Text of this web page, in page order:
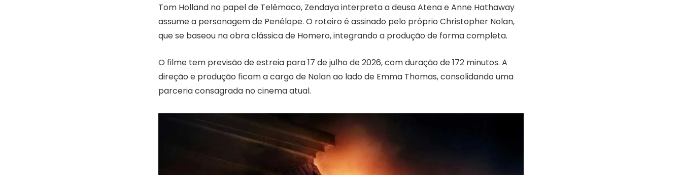
Tom Holland no papel de Telêmaco, Zendaya interpreta a deusa Atena e Anne Hathaway
assume a personagem de Penélope. O roteiro é assinado pelo próprio Christopher Nolan,
que se baseou na obra clássica de Homero, integrando a produção de forma completa.
O filme tem previsão de estreia para 17 de julho de 2026, com duração de 172 minutos. A
direção e produção ficam a cargo de Nolan ao lado de Emma Thomas, consolidando uma
parceria consagrada no cinema atual.